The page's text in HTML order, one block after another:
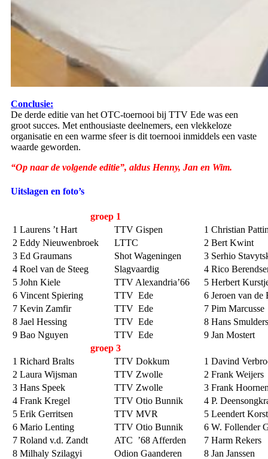
Conclusie:
De derde editie van het OTC‑toernooi bij TTV Ede was een
groot succes. Met enthousiaste deelnemers, een vlekkeloze
organisatie en een warme sfeer is dit toernooi inmiddels een vaste
waarde geworden.
“Op naar de volgende editie”, aldus Henny, Jan en Wim.
Uitslagen en foto’s
groep 1
1 Laurens ’t Hart TTV Gispen 1 Christian
2 Eddy Nieuwenbroek LTTC 2 Bert Kwint
3 Ed Graumans Shot Wageningen 3 Serhio
4 Roel van de Steeg Slagvaardig 4 Rico
5 John Kiele TTV Alexandria’66 5 Herbert
6 Vincent Spiering TTV Ede 6 Jeroen van de
7 Kevin Zamfir TTV Ede 7 Pim Marcusse
8 Jael Hessing TTV Ede 8 Hans Smulders
9 Bao Nguyen TTV Ede 9 Jan Mostert
groep 3
1 Richard Bralts TTV Dokkum 1 Davind
2 Laura Wijsman TTV Zwolle 2 Frank Weijers
3 Hans Speek TTV Zwolle 3 Frank
4 Frank Kregel TTV Otio Bunnik 4 P.
5 Erik Gerritsen TTV MVR 5 Leendert
6 Mario Lenting TTV Otio Bunnik 6 W. Follender
7 Roland v.d. Zandt ATC ’68 Afferden 7 Harm Rekers
8 Milhaly Szilagyi Odion Gaanderen 8 Jan Janssen